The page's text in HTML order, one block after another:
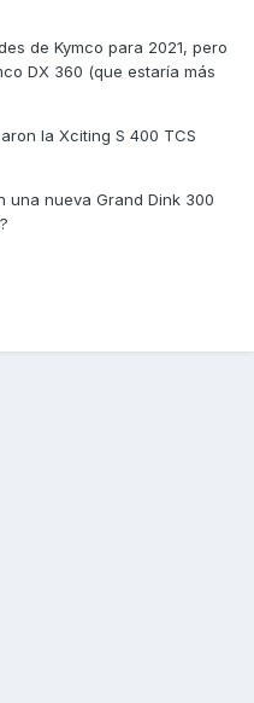
de Kymco para 2021, pero
DX 360 (que estaría más
la Xciting S 400 TCS
una nueva Grand Dink 300